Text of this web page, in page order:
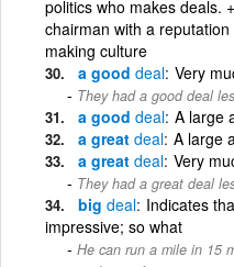
politics who makes deals.
chairman with a
making culture
a good deal Very
They had a good deal
a good deal A large
a great deal A large
a great deal Very
They had a great deal
big deal Indicates
impressive; so what
He can run a mile in 15